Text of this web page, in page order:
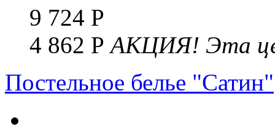
9 724 Р
4 862 РАКЦИЯ! Эта
Постельное белье "Сатин"